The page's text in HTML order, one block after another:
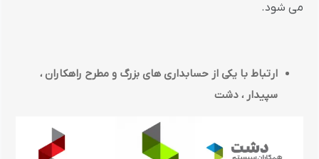
می شود.
ارتباط با یکی از حسابداری های بزرگ و مطرح راهکاران ،
سپیدار ، دشت